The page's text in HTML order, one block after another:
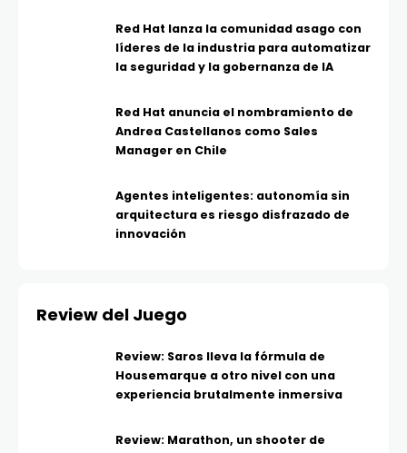
Red Hat lanza la comunidad asago con
líderes de la industria para automatizar
la seguridad y la gobernanza de IA
Red Hat anuncia el nombramiento de
Andrea Castellanos como Sales
Manager en Chile
Agentes inteligentes: autonomía sin
arquitectura es riesgo disfrazado de
innovación
Review del Juego
Review: Saros lleva la fórmula de
Housemarque a otro nivel con una
experiencia brutalmente inmersiva
Review: Marathon, un shooter de